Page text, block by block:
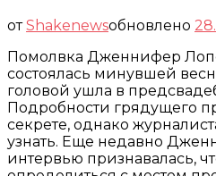
отShakenewsобновлено
Помолвка Дженнифер
состоялась минувшей
головой ушла в
Подробности грядущего
секрете, однако
узнать. Еще недавно
интервью признавалась,